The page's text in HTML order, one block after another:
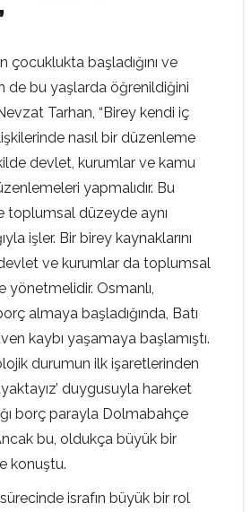
çocuklukta başladığını ve
de bu yaşlarda öğrenildiğini
Tarhan, “Birey kendi iç
nasıl bir düzenleme
devlet, kurumlar ve kamu
yapmalıdır. Bu
toplumsal düzeyde aynı
işler. Bir birey kaynaklarını
ve kurumlar da toplumsal
yönetmelidir. Osmanlı,
almaya başladığında, Batı
kaybı yaşamaya başlamıştı.
durumun ilk işaretlerinden
ayaktayız’ duygusuyla hareket
borç parayla Dolmabahçe
bu, oldukça büyük bir
konuştu.
sürecinde israfın büyük bir rol